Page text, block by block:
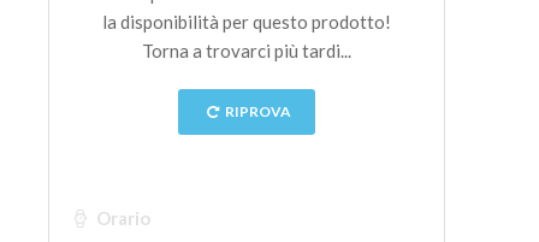
La torre di Arnolfo
Palazzo Vecchio